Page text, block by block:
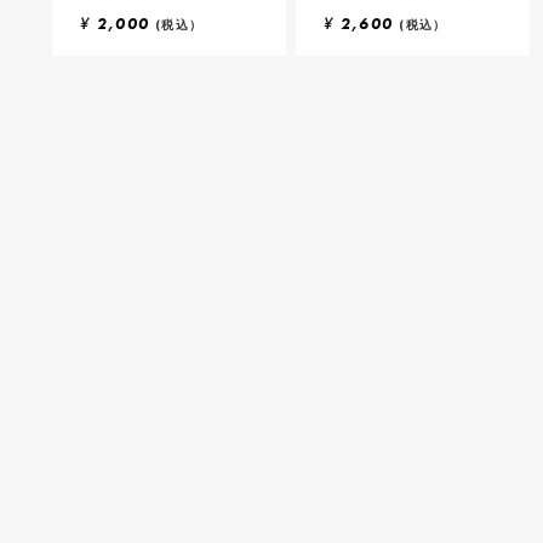
¥ 2,000 (税込） ¥ 2,600 (税込）